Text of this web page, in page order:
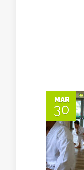
MAR
30